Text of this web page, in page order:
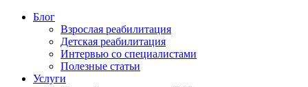
Блог
Взрослая реабилитация
Детская реабилитация
Интервью со специалистами
Полезные статьи
Услуги